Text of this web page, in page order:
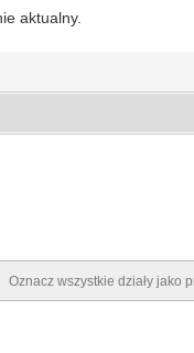
aktualny.
Oznacz wszystkie działy jako